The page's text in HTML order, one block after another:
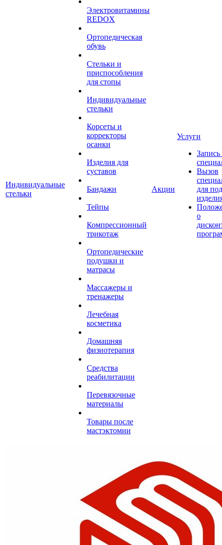
Индивидуальные
стельки
Электровитамины
REDOX
Ортопедическая
обувь
Стельки и
приспособления
для стопы
Индивидуальные
стельки
Корсеты и
корректоры
осанки
Изделия для
суставов
Бандажи
Тейпы
Компрессионный
трикотаж
Ортопедические
подушки и
матрасы
Массажеры и
тренажеры
Лечебная
косметика
Домашняя
физиотерапия
Средства
реабилитации
Перевязочные
материалы
Товары после
мастэктомии
Акции
Услуги
Запись
Вызов
для
о